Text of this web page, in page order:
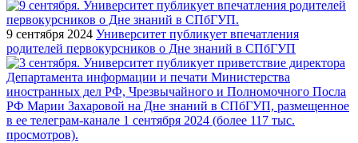
9 сентября 2024 Университет публикует впечатления
родителей первокурсников о Дне знаний в СПбГУП